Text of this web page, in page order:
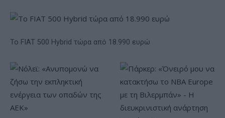
Το FIAT 500 Hybrid τώρα από 18.990 ευρώ